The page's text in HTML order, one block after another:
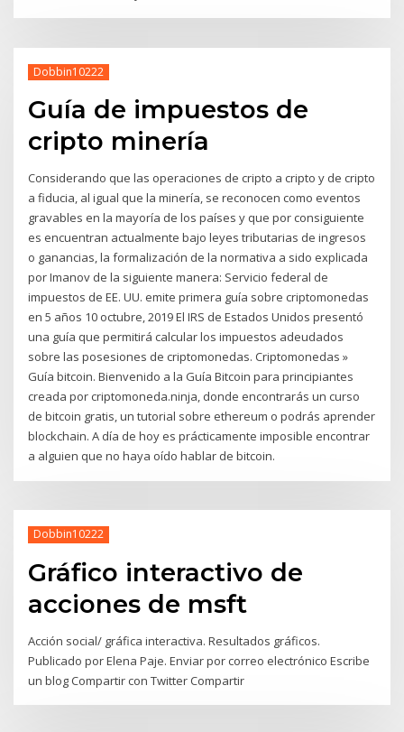
Dobbin10222
Guía de impuestos de
cripto minería
Considerando que las operaciones de cripto a cripto y de cripto
a fiducia, al igual que la minería, se reconocen como eventos
gravables en la mayoría de los países y que por consiguiente
es encuentran actualmente bajo leyes tributarias de ingresos
o ganancias, la formalización de la normativa a sido explicada
por Imanov de la siguiente manera: Servicio federal de
impuestos de EE. UU. emite primera guía sobre criptomonedas
en 5 años 10 octubre, 2019 El IRS de Estados Unidos presentó
una guía que permitirá calcular los impuestos adeudados
sobre las posesiones de criptomonedas. Criptomonedas »
Guía bitcoin. Bienvenido a la Guía Bitcoin para principiantes
creada por criptomoneda.ninja, donde encontrarás un curso
de bitcoin gratis, un tutorial sobre ethereum o podrás aprender
blockchain. A día de hoy es prácticamente imposible encontrar
a alguien que no haya oído hablar de bitcoin.
Dobbin10222
Gráfico interactivo de
acciones de msft
Acción social/ gráfica interactiva. Resultados gráficos.
Publicado por Elena Paje. Enviar por correo electrónico Escribe
un blog Compartir con Twitter Compartir